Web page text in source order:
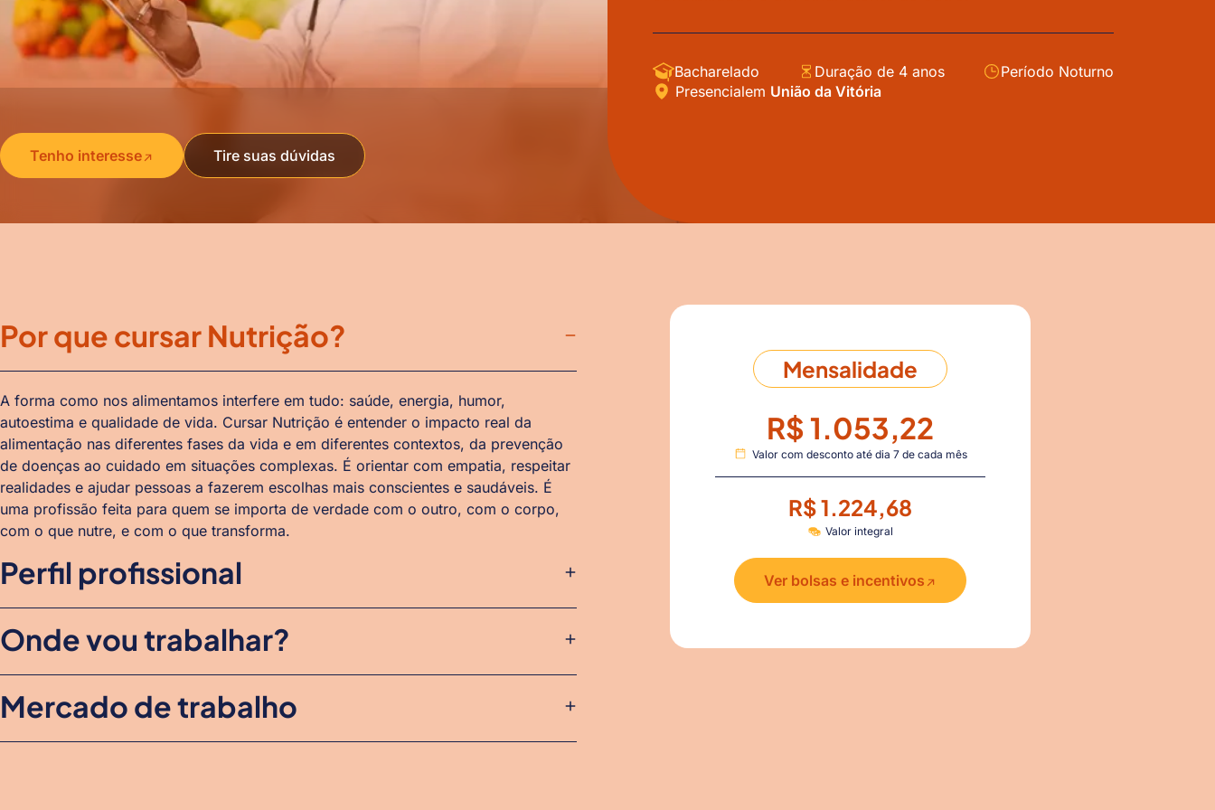
Bacharelado Duração de 4 anos
Período Noturno
Presencialem União da Vitória
Tenho interesse Tire suas dúvidas
Por que cursar Nutrição?
A forma como nos alimentamos interfere em tudo: saúde, energia, humor,
autoestima e qualidade de vida. Cursar Nutrição é entender o impacto real da
alimentação nas diferentes fases da vida e em diferentes contextos, da prevenção
de doenças ao cuidado em situações complexas. É orientar com empatia, respeitar
realidades e ajudar pessoas a fazerem escolhas mais conscientes e saudáveis. É
uma profissão feita para quem se importa de verdade com o outro, com o corpo,
com o que nutre, e com o que transforma.
Perfil profissional
Onde vou trabalhar?
Mercado de trabalho
Mensalidade
R$ 1.053,22
Valor com desconto até dia 7 de cada mês
R$ 1.224,68
Valor integral
Ver bolsas e incentivos